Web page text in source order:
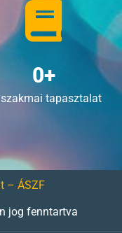
szakmai tapasztalat
0+
– ÁSZF
jog fenntartva